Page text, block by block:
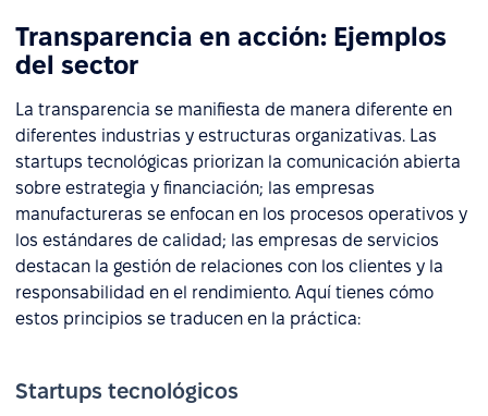
Transparencia en acción: Ejemplos
del sector
La transparencia se manifiesta de manera diferente en
diferentes industrias y estructuras organizativas. Las
startups tecnológicas priorizan la comunicación abierta
sobre estrategia y financiación; las empresas
manufactureras se enfocan en los procesos operativos y
los estándares de calidad; las empresas de servicios
destacan la gestión de relaciones con los clientes y la
responsabilidad en el rendimiento. Aquí tienes cómo
estos principios se traducen en la práctica:
Startups tecnológicos